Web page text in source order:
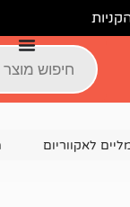
משאבת אוויר